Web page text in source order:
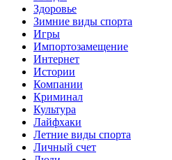
Здоровье
Зимние виды спорта
Игры
Импортозамещение
Интернет
Истории
Компании
Криминал
Культура
Лайфхаки
Летние виды спорта
Личный счет